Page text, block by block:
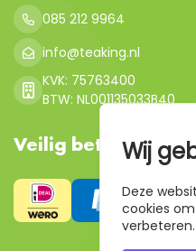
085 212 9964
info@teaking.nl
KVK: 75763400
BTW: NL001135033B40
Veilig betalen
Wij
Deze
cookies
verbeteren.